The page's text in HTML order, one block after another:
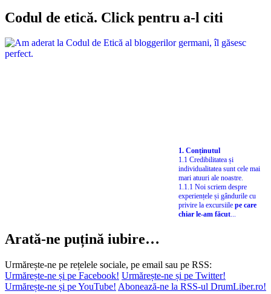
Codul de etică. Click pentru a-l citi
1. Conținutul
1.1 Credibilitatea și
individualitatea sunt cele mai
mari atuuri ale noastre.
1.1.1 Noi scriem despre
experiențele și gândurile cu
privire la excursiile pe care
chiar le-am făcut...
Arată-ne puțină iubire…
Urmărește-ne pe rețelele sociale, pe email sau pe RSS:
Urmărește-ne și pe Facebook! Urmărește-ne și pe Twitter!
Urmărește-ne și pe YouTube! Abonează-ne la RSS-ul DrumLiber.ro!